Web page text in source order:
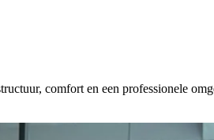
comfort en een professionele